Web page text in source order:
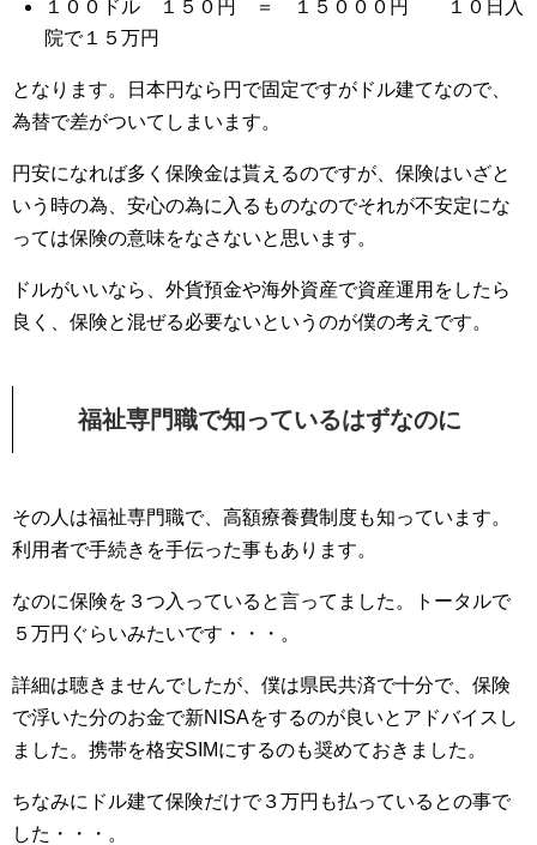
１００ドル １５０円 ＝ １５０００円 １０日入
院で１５万円
となります。日本円なら円で固定ですがドル建てなので、
為替で差がついてしまいます。
円安になれば多く保険金は貰えるのですが、保険はいざと
いう時の為、安心の為に入るものなのでそれが不安定にな
っては保険の意味をなさないと思います。
ドルがいいなら、外貨預金や海外資産で資産運用をしたら
良く、保険と混ぜる必要ないというのが僕の考えです。
福祉専門職で知っているはずなのに
その人は福祉専門職で、高額療養費制度も知っています。
利用者で手続きを手伝った事もあります。
なのに保険を３つ入っていると言ってました。トータルで
５万円ぐらいみたいです・・・。
詳細は聴きませんでしたが、僕は県民共済で十分で、保険
で浮いた分のお金で新NISAをするのが良いとアドバイスし
ました。携帯を格安SIMにするのも奨めておきました。
ちなみにドル建て保険だけで３万円も払っているとの事で
した・・・。